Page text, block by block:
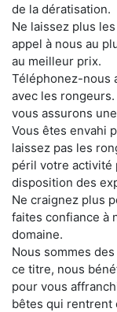
de la dératisation.
Ne laissez plus
appel à nous au
au meilleur prix.
Téléphonez-nous
avec les
vous assurons
Vous êtes envahi
laissez pas les
péril votre activité
disposition des
Ne craignez plus
faites confiance à
domaine.
Nous sommes
ce titre, nous
pour vous
bêtes qui rentrent